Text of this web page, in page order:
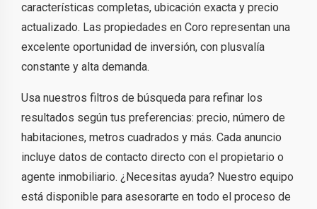
características completas, ubicación exacta y precio
actualizado. Las propiedades en Coro representan una
excelente oportunidad de inversión, con plusvalía
constante y alta demanda.
Usa nuestros filtros de búsqueda para refinar los
resultados según tus preferencias: precio, número de
habitaciones, metros cuadrados y más. Cada anuncio
incluye datos de contacto directo con el propietario o
agente inmobiliario. ¿Necesitas ayuda? Nuestro equipo
está disponible para asesorarte en todo el proceso de